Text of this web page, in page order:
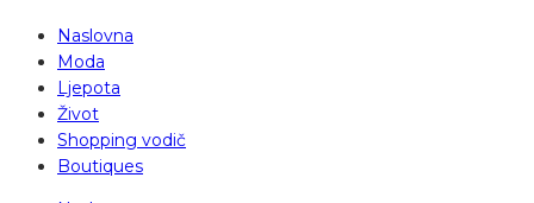
Naslovna
Moda
Ljepota
Život
Shopping vodič
Boutiques